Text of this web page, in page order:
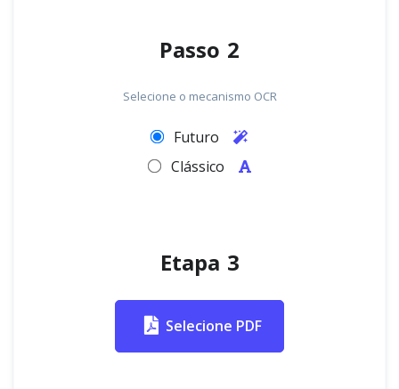
Passo 2
Selecione o mecanismo OCR
Futuro
Clássico
Etapa 3
Selecione PDF